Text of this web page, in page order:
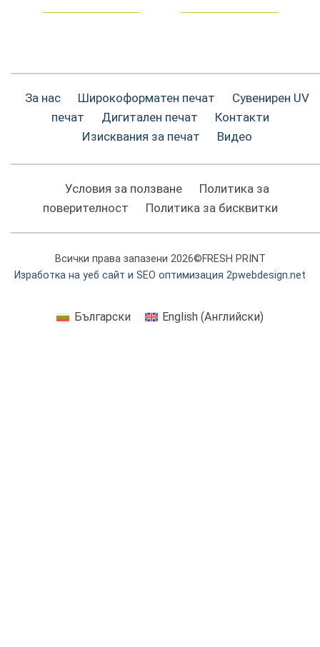
За нас Широкоформатен печат
Сувенирен UV
печат
Дигитален печат
Контакти
Изисквания за печат
Видео
Условия за ползване
Политика за
поверителност
Политика за бисквитки
Всички права запазени 2026©FRESH PRINT
Изработка на уеб сайт и SEO оптимизация 2pwebdesign.net
Български English(Английски)